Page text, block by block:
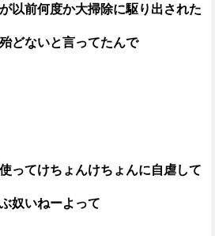
以前何度か大掃除に駆り出された
どないと言ってたんで
ってけちょんけちょんに自虐して
奴いねーよって